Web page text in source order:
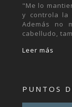
"Me lo
y controla la
Además no
cabelludo,
Leer más
PUNTOS